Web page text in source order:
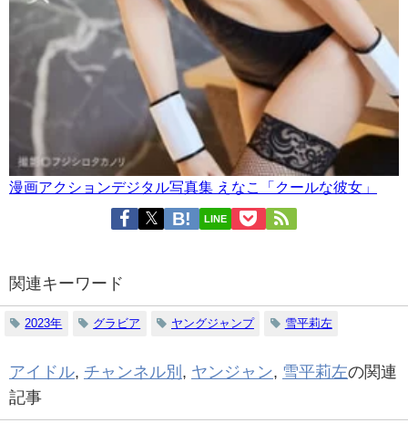
漫画アクションデジタル写真集 えなこ「クールな彼女」
LINE
関連キーワード
2023年 グラビア ヤングジャンプ 雪平莉左
アイドル, チャンネル別 , ヤンジャン, 雪平莉左の関連
記事